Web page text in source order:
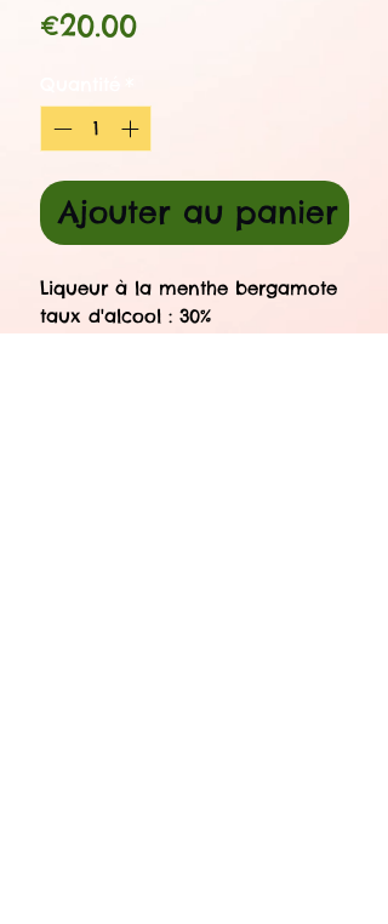
€20.00Prix
Ajouter au panier
Liqueur à la menthe bergamote
taux d'alcool : 30%